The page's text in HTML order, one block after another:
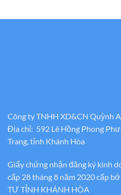
Công ty TNHH XD&CN Quỳnh
Địa chỉ: 592 Lê Hồng Phong
Trang, tỉnh Khánh Hòa
Giấy chứng nhận đăng ký kinh
cấp 28 tháng 8 năm 2020 cấp
TƯ TỈNH KHÁNH HÒA